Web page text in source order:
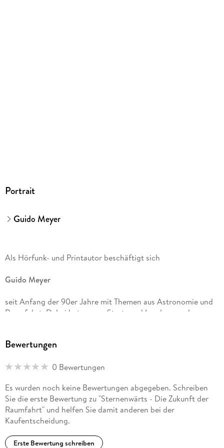
Portrait
Guido Meyer
Als Hörfunk- und Printautor beschäftigt sich
Guido Meyer
seit Anfang der 90er Jahre mit Themen aus Astronomie und
Raumfahrt. Dabei hat er u. a. Starts und Landungen der
Internationalen Raumstation (ISS) interviewt. Für
als Experte für " Außer-Irdisches" , vor allem für den
Deutschlandfunk
und den
NDR
Bewertungen
0 Bewertungen
Es wurden noch keine Bewertungen abgegeben. Schreiben
Sie die erste Bewertung zu "Sternenwärts - Die Zukunft der
Raumfahrt" und helfen Sie damit anderen bei der
Kaufentscheidung.
Erste Bewertung schreiben